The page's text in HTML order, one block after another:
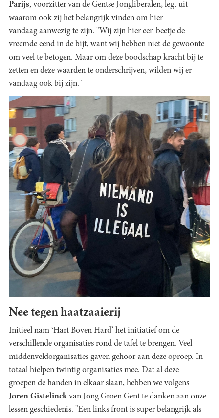
Parijs, voorzitter van de Gentse Jongliberalen, legt uit
waarom ook zij het belangrijk vinden om hier
vandaag aanwezig te zijn. "Wij zijn hier een beetje de
vreemde eend in de bijt, want wij hebben niet de gewoonte
om veel te betogen. Maar om deze boodschap kracht bij te
zetten en deze waarden te onderschrijven, wilden wij er
vandaag ook bij zijn."
Nee tegen haatzaaierij
Initieel nam ‘Hart Boven Hard’ het initiatief om de
verschillende organisaties rond de tafel te brengen. Veel
middenveldorganisaties gaven gehoor aan deze oproep. In
totaal hielpen twintig organisaties mee. Dat al deze
groepen de handen in elkaar slaan, hebben we volgens
Joren Gistelinckvan Jong Groen Gent te danken aan onze
lessen geschiedenis. "Een links front is super belangrijk als